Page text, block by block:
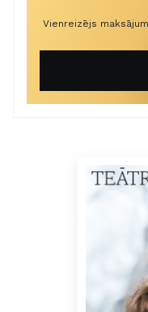
Vienreizējs